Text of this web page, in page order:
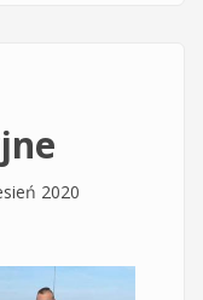
2020